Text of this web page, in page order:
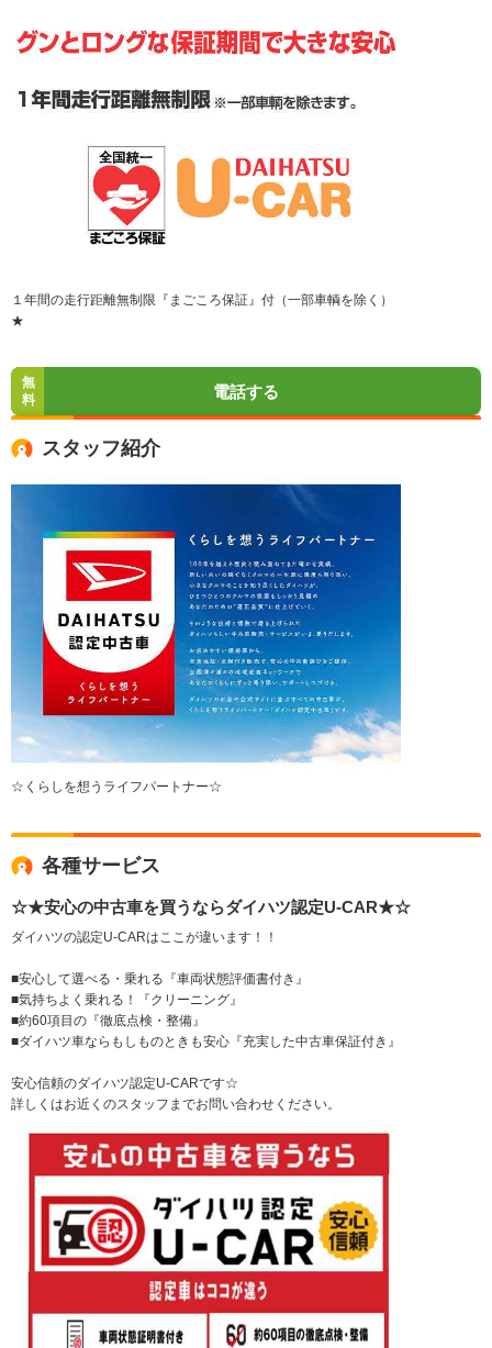
１年間の走行距離無制限『まごころ保証』付（一部車輌を除く）
★
無
料
電話する
スタッフ紹介
☆くらしを想うライフパートナー☆
各種サービス
☆★安心の中古車を買うならダイハツ認定U-CAR★☆
ダイハツの認定U-CARはここが違います！！
■安心して選べる・乗れる『車両状態評価書付き』
■気持ちよく乗れる！『クリーニング』
■約60項目の『徹底点検・整備』
■ダイハツ車ならもしものときも安心『充実した中古車保証付き』
安心信頼のダイハツ認定U-CARです☆
詳しくはお近くのスタッフまでお問い合わせください。